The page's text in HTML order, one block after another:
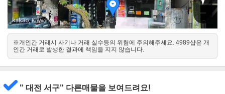
북
, KnWorks
※개인간 거래시 사기나 거래 실수등의 위험에 주의해주세요. 4989샵은 개
인간 거래로 발생한 결과에 책임을 지지 않습니다.
" 대전 서구" 다른매물을 보여드려요!